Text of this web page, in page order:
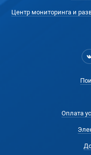
Центр мониторинга и
Оплата